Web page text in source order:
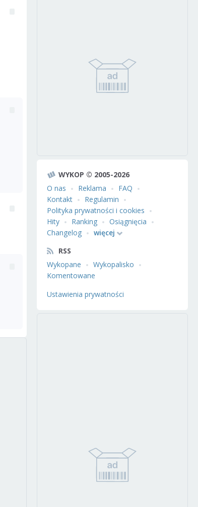
WYKOP © 2005-2026
O nas
Reklama
FAQ
Kontakt
Regulamin
Polityka prywatności i cookies
Hity
Ranking
Osiągnięcia
Changelog
więcej
RSS
Wykopane
Wykopalisko
Komentowane
Ustawienia prywatności